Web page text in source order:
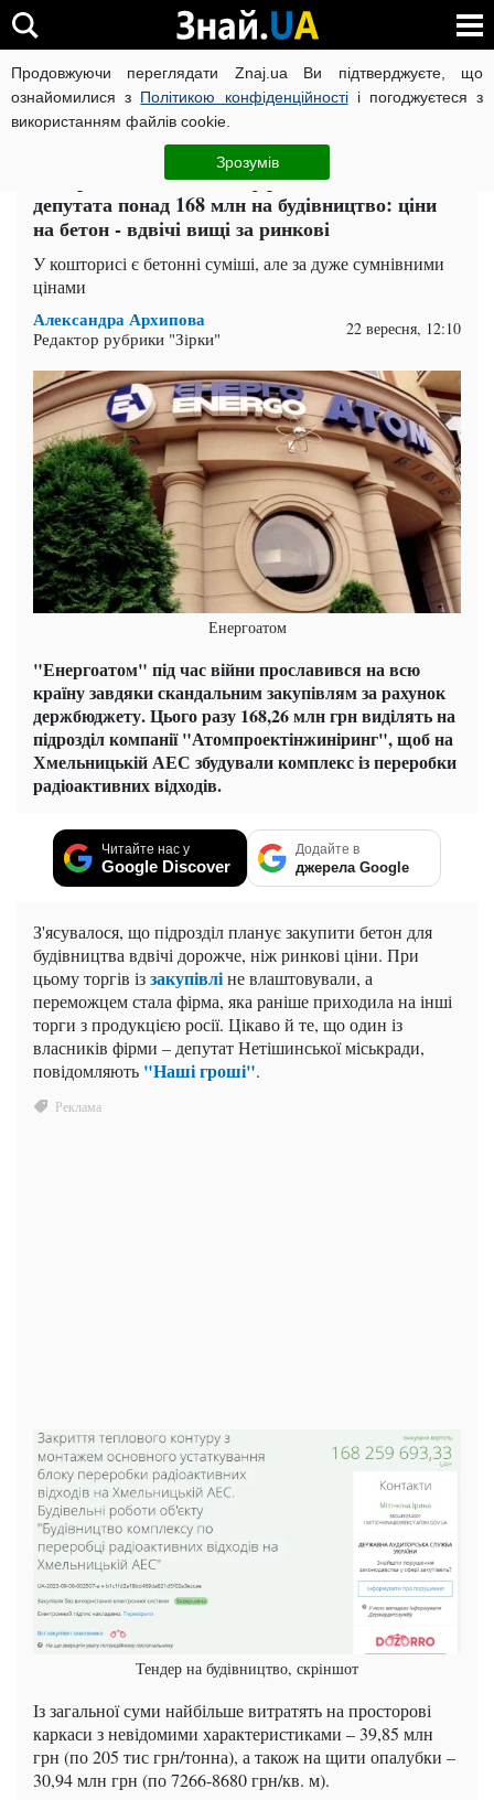
Продовжуючи переглядати Znaj.ua Ви підтверджуєте, що
ознайомилися з Політикою конфіденційностіі погоджуєтеся з
використанням файлів cookie.
Зрозумів
ВІЙНА РОСІЇ ПРОТИ УКРАЇНИ КОРОНАВІРУС В УКРАЇНІ
Актуально ЧИТАТЬ НА РУССКОМ
"Енергоатом" віддасть фірмі місцевого
депутата понад 168 млн на будівництво: ціни
на бетон - вдвічі вищі за ринкові
У кошторисі є бетонні суміші, але за дуже сумнівними
цінами
Александра Архипова
Редактор рубрики "Зірки" 22 вересня, 12:10
Енергоатом
"Енергоатом" під час війни прославився на всю
країну завдяки скандальним закупівлям за рахунок
держбюджету. Цього разу 168,26 млн грн виділять на
підрозділ компанії "Атомпроектінжиніринг", щоб на
Хмельницькій АЕС збудували комплекс із переробки
радіоактивних відходів.
Читайте нас у
Google Discover
Додайте в
джерела Google
З'ясувалося, що підрозділ планує закупити бетон для
будівництва вдвічі дорожче, ніж ринкові ціни. При
цьому торгів іззакупівліне влаштовували, а
переможцем стала фірма, яка раніше приходила на інші
торги з продукцією росії. Цікаво й те, що один із
власників фірми – депутат Нетішинської міськради,
повідомляють "Наші гроші".
Тендер на будівництво, скріншот
Із загальної суми найбільше витратять на просторові
каркаси з невідомими характеристиками – 39,85 млн
грн (по 205 тис грн/тонна), а також на щити опалубки –
30,94 млн грн (по 7266-8680 грн/кв. м).